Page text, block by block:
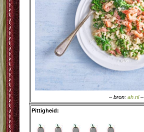
– bron:ah.nl–
Pittigheid: